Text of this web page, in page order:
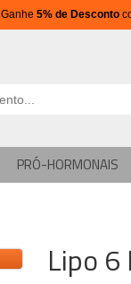
Ganhe 5% de Desconto
PRÓ-HORMONAIS
Lipo 6